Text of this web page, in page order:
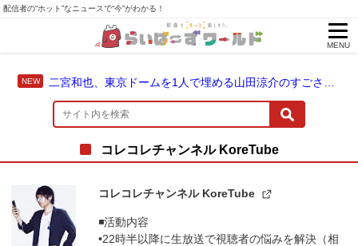
配信者の“ホット”なニュースで“今”がわかる！
MENU
コレコレチャンネル KoreTube
コレコレチャンネル KoreTube
◾️活動内容
•22時半以降に生放送で視聴者の悩みを解決（相